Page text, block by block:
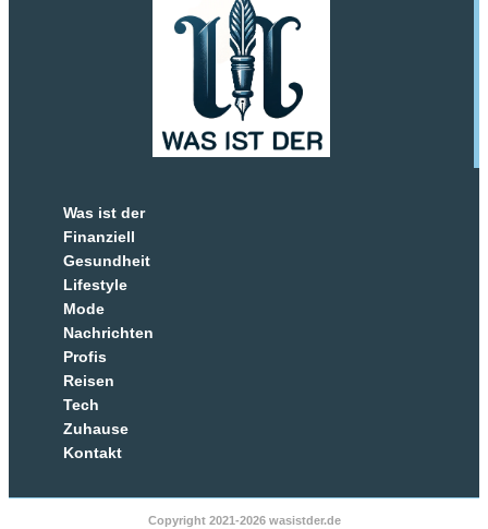
Was ist der
Finanziell
Gesundheit
Lifestyle
Mode
Nachrichten
Profis
Reisen
Tech
Zuhause
Kontakt
Copyright 2021-2026 wasistder.de